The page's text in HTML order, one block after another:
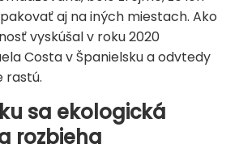
aj na iných miestach. Ako
vyskúšal v roku 2020
Costa v Španielsku a odvtedy
rastú.
sa ekologická
rozbieha